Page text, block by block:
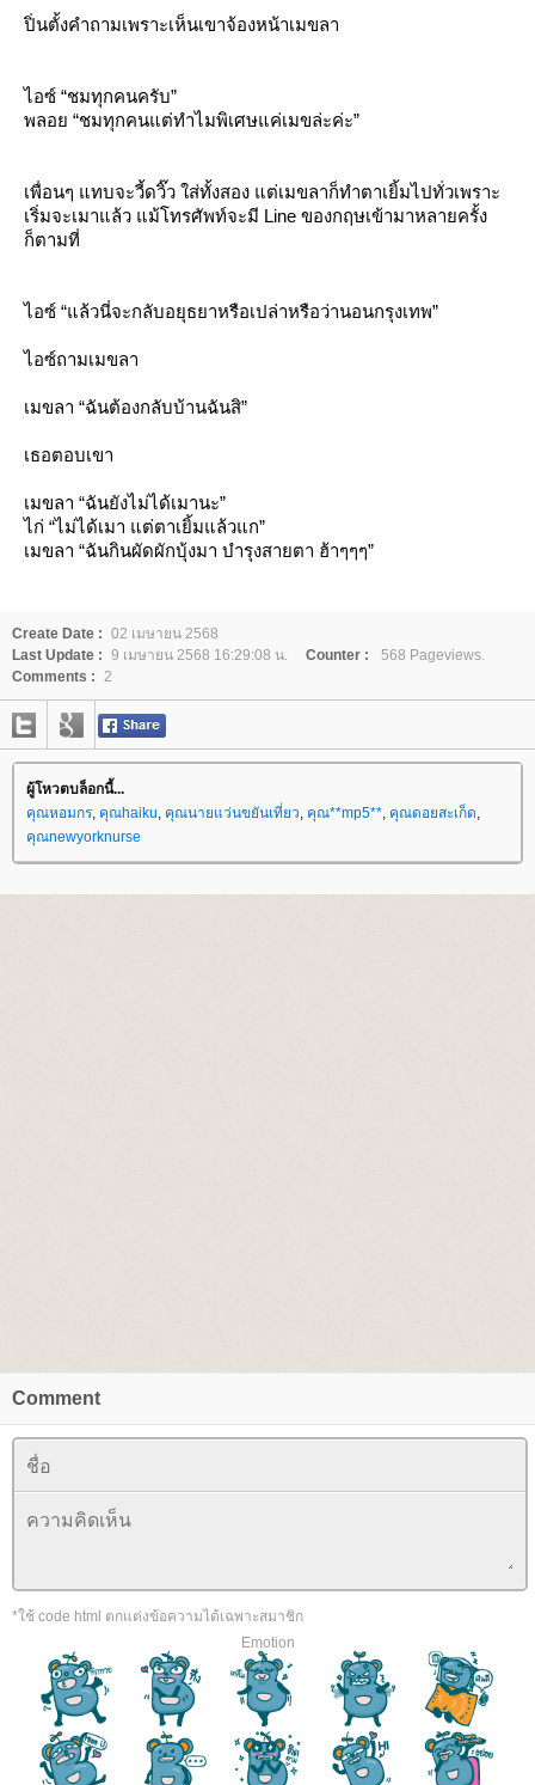
ปิ่นตั้งคำถามเพราะเห็นเขาจ้องหน้าเมขลา
ไอซ์ “ชมทุกคนครับ”
พลอย “ชมทุกคนแต่ทำไมพิเศษแค่เมขล่ะค่ะ”
เพื่อนๆ แทบจะวี้ดวิ๊ว ใส่ทั้งสอง แต่เมขลาก็ทำตาเยิ้มไปทั่วเพราะ
เริ่มจะเมาแล้ว แม้โทรศัพท์จะมี Line ของกฤษเข้ามาหลายครั้ง
ก็ตามที่
ไอซ์ “แล้วนี่จะกลับอยุธยาหรือเปล่าหรือว่านอนกรุงเทพ”
ไอซ์ถามเมขลา
เมขลา “ฉันต้องกลับบ้านฉันสิ”
เธอตอบเขา
เมขลา “ฉันยังไม่ได้เมานะ”
ไก่ “ไม่ได้เมา แต่ตาเยิ้มแล้วแก”
เมขลา “ฉันกินผัดผักบุ้งมา บำรุงสายตา ฮ้าๆๆๆ”
Create Date : 02 เมษายน 2568
Last Update : 9 เมษายน 2568 16:29:08 น. Counter :
568 Pageviews.
Comments : 2
ผู้โหวตบล็อกนี้...
คุณหอมกร, คุณhaiku, คุณนายแว่นขยันเที่ยว, คุณ**mp5**, คุณดอยสะเก็ด,
คุณnewyorknurse
Comment
*ใช้ code html ตกแต่งข้อความได้เฉพาะสมาชิก
Emotion